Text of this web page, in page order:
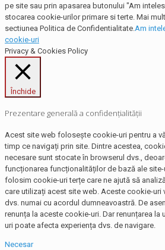
pe site sau prin apasarea butonului "Am
stocarea cookie-urilor primare si terte. Mai
sectiunea Politica de Confidentialitate. Am
cookie-uri
Privacy & Cookies Policy
Închide
Prezentare generală a confidențialității
Acest site web folosește cookie-uri pentru a
timp ce navigați prin site. Dintre acestea,
necesare sunt stocate în browserul dvs.,
funcționarea funcționalităților de bază ale site-
folosim cookie-uri terțe care ne ajută să
care utilizați acest site web. Aceste cookie-uri
dvs. numai cu acordul dumneavoastră. De
renunța la aceste cookie-uri. Dar renunțarea
uri poate afecta experiența dvs. de navigare.
Necesar